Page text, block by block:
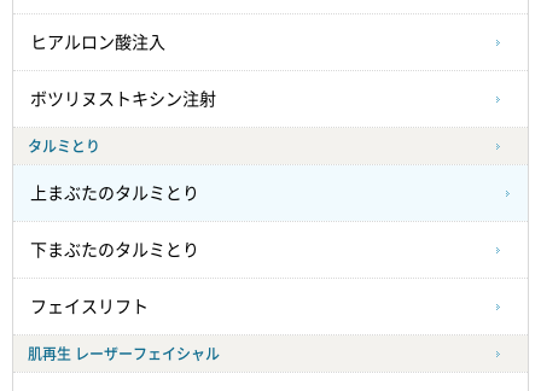
ヒアルロン酸注入
ボツリヌストキシン注射
タルミとり
上まぶたのタルミとり
下まぶたのタルミとり
フェイスリフト
肌再生 レーザーフェイシャル